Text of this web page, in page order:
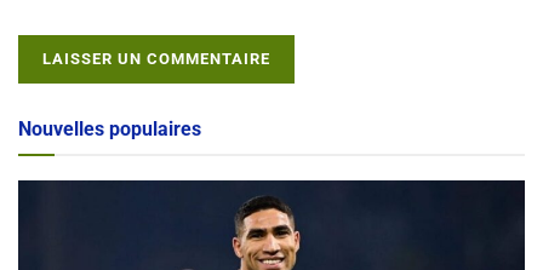
Alternative:
Nouvelles populaires